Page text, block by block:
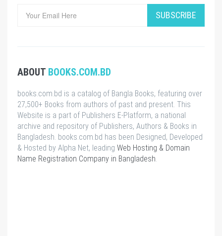
SUBSCRIBE
ABOUT BOOKS.COM.BD
books.com.bd is a catalog of Bangla Books, featuring over
27,500+ Books from authors of past and present. This
Website is a part of Publishers E-Platform, a national
archive and repository of Publishers, Authors & Books in
Bangladesh. books.com.bd has been Designed, Developed
& Hosted by Alpha Net, leading Web Hosting & Domain
Name Registration Company in Bangladesh.